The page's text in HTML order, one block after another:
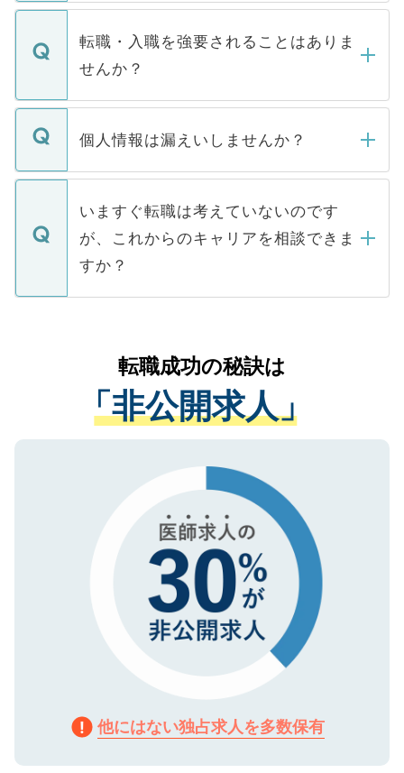
ます。通常、5営業日以内にはご連絡をせて
いただきますので、しばらくお待ちくださ
い。
マイナビDOCTORで取り扱っている求人の
うち約3割は、Webサイトからご覧いただ
けない「非公開求人」です。非公開求人は
下記の理由によって、一般には公開してい
ません。
■応募殺到を避けるため 人気のある医療機
関を公にしてしまうと、応募が殺到する場
に、医療機関が求める条件に合った人材の
みを人材紹介会社に依頼するケースが増え
ています。
転職・入職を強要されることはありま
せんか？
転職・入職を強要することは一切ありませ
ん。また、仮に応募先から内定をいただい
定を承諾する必要はありません。内定先へ
の辞退の連絡はキャリアパートナーが行い
ますので、ご安心ください。
個人情報は漏えいしませんか？
個人情報が漏えいすることはありませんの
で、ご安心ください。当サイトからの登録
などで収集したご登録者様の個人情報は、
ご本人のキャリアアップおよび転職活動の
支援を目的に使用いたします。お預かりし
ているすべての個人データはご本人の許可
は、個人情報の取り扱いについての厳密な
管理基準を満たした事業者のみに付与され
る、プライバシーマークを取得済みです。
ご登録いただいた個人情報は、SSL（デー
で、機密保持に関してもご安心ください。
いますぐ転職は考えていないのです
が、これからのキャリアを相談できま
すか？
かがいして、現在の医療機関の状況や紹介
経験をまじえながら、適切なアドバイスを
させていただきます。すぐにご転職をされ
ない方には、長期的なサポートが可能です
ので、まずはご登録ください。
転職成功の秘訣は
「非公開求人」
他にはない独占求人を多数保有